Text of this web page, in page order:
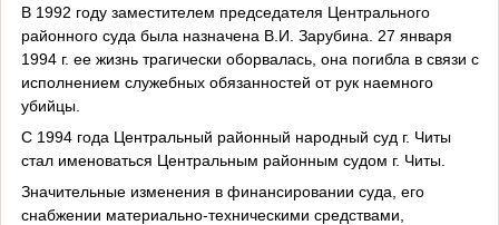
В 1992 году заместителем председателя Центрального
районного суда была назначена В.И. Зарубина. 27 января
1994 г. ее жизнь трагически оборвалась, она погибла в связи с
исполнением служебных обязанностей от рук наемного
убийцы.
С 1994 года Центральный районный народный суд г. Читы
стал именоваться Центральным районным судом г. Читы.
Значительные изменения в финансировании суда, его
снабжении материально-техническими средствами,